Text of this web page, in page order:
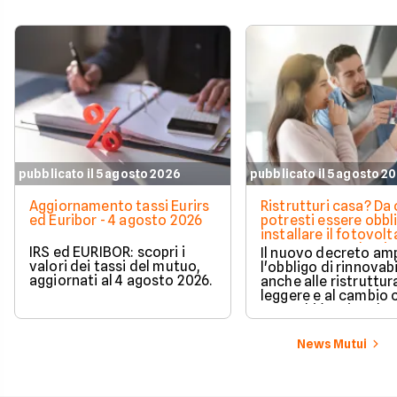
pubblicato il 5 agosto 2026
Aggiornamento tassi Eurirs
ed Euribor - 4 agosto 2026
IRS ed EURIBOR: scopri i
valori dei tassi del mutuo,
aggiornati al 4 agosto 2026.
pubblicato il 5 agosto
Ristrutturi casa? Da
potresti essere
installare il
nuova norma che
milioni di italiani
Il nuovo decreto
l'obbligo di
anche alle
leggere e al cambio
ecco chi è
cambia in pratica.
News Mutui